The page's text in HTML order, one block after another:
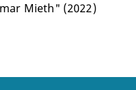
Mieth" (2022)